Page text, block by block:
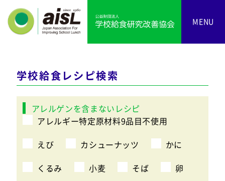
MENU
学校給食レシピ検索
アレルゲンを含まないレシピ
アレルギー特定原材料9品目不使用
えび
カシューナッツ
かに
くるみ
小麦 そば
卵